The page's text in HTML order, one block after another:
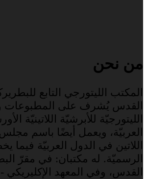
من نحن
المكتب الليتورجي التابع
القدس يُشرف على المطبوعات
الليتورجيّة للأبرشيّة اللاتينيّة
العربيّة، ويعمل أيضًا باسم
اللاتين في الدول العربيّة فيما
الرسميّة. له مكتبان: في مقرّ
القدس، وفي المعهد الإكليريكي